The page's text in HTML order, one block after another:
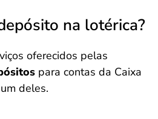
na lotérica?
oferecidos pelas
para contas da Caixa
deles.